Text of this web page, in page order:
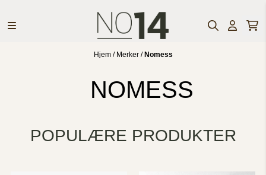
Hjem / Merker /Nomess
NOMESS
POPULÆRE PRODUKTER